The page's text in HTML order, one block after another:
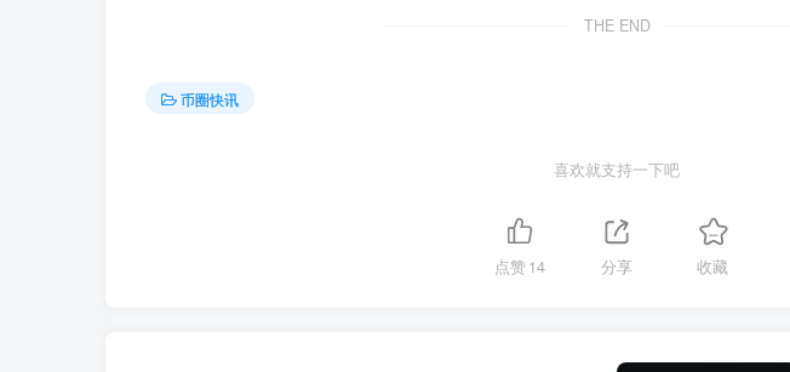
THE END
币圈快讯
喜欢就支持一下吧
点赞14 分享 收藏